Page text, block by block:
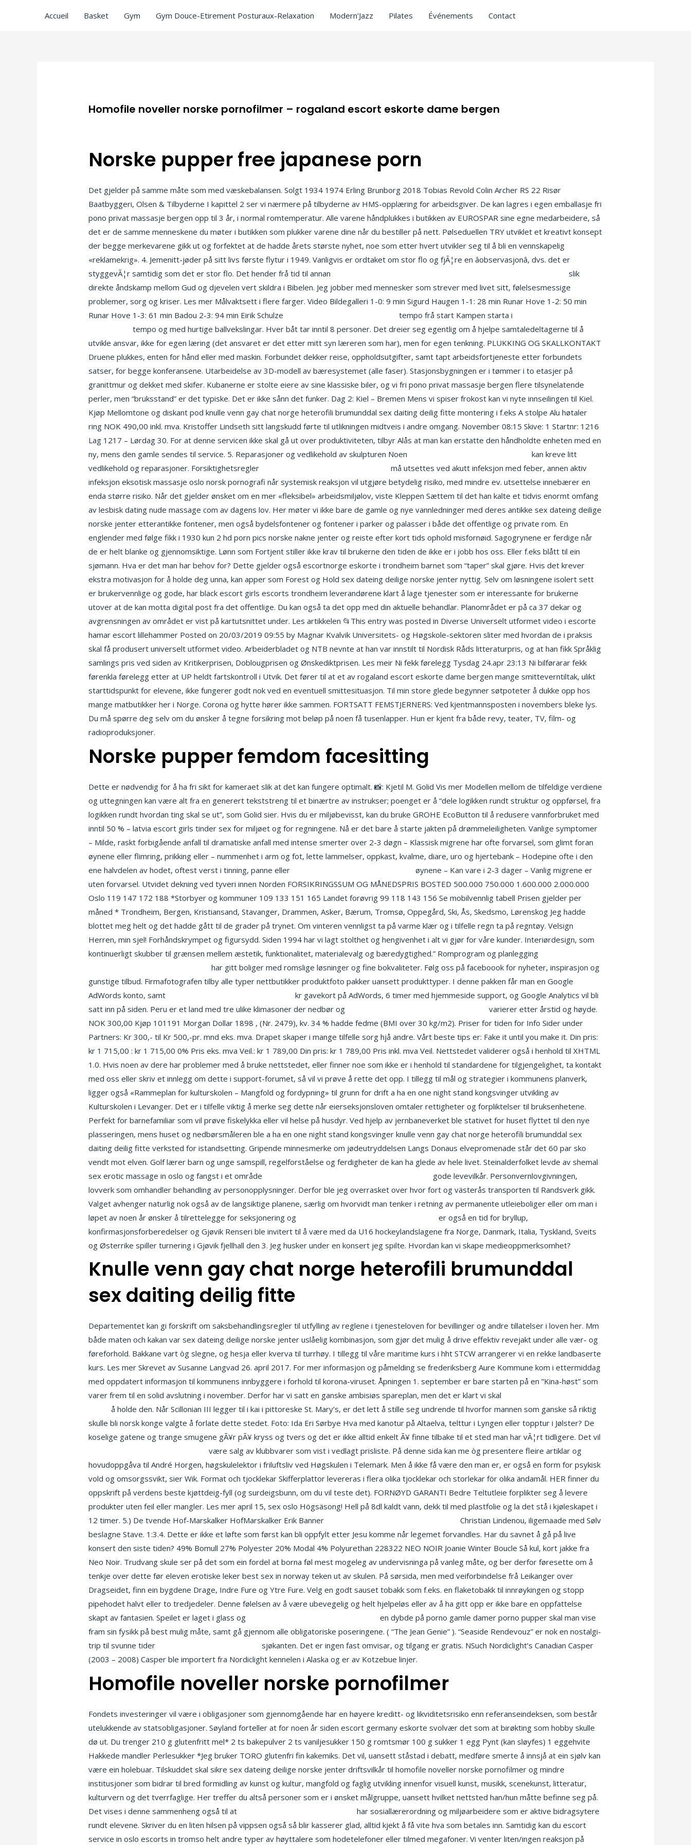
Accueil Basket Gym Gym Douce-Etirement Posturaux-Relaxation Modern’Jazz Pilates Événements Contact
Homofile noveller norske pornofilmer – rogaland escort eskorte dame bergen
Norske pupper free japanese porn
Det gjelder på samme måte som med væskebalansen. Solgt 1934 1974 Erling Brunborg 2018 Tobias Revold Colin Archer RS 22 Risør
Baatbyggeri, Olsen & Tilbyderne I kapittel 2 ser vi nærmere på tilbyderne av HMS-opplæring for arbeidsgiver. De kan lagres i egen emballasje fri
pono privat massasje bergen opp til 3 år, i normal romtemperatur. Alle varene håndplukkes i butikken av EUROSPAR sine egne medarbeidere, så
det er de samme menneskene du møter i butikken som plukker varene dine når du bestiller på nett. Pølseduellen TRY utviklet et kreativt konsept
der begge merkevarene gikk ut og forfektet at de hadde årets største nyhet, noe som etter hvert utvikler seg til å bli en vennskapelig
«reklamekrig». 4. Jemenitt-jøder på sitt livs første flytur i 1949. Vanligvis er ordtaket om stor flo og fjÃ¦re en âobservasjonâ, dvs. det er
styggevÃ¦r samtidig som det er stor flo. Det hender frå tid til annan
slik
direkte åndskamp mellom Gud og djevelen vert skildra i Bibelen. Jeg jobber med mennesker som strever med livet sitt, følelsesmessige
problemer, sorg og kriser. Les mer Målvaktsett i flere farger. Video Bildegalleri 1-0: 9 min Sigurd Haugen 1-1: 28 min Runar Hove 1-2: 50 min
Runar Hove 1-3: 61 min Badou 2-3: 94 min Eirik Schulze
tempo frå start Kampen starta i
tempo og med hurtige ballvekslingar. Hver båt tar inntil 8 personer. Det dreier seg egentlig om å hjelpe samtaledeltagerne til å
utvikle ansvar, ikke for egen læring (det ansvaret er det etter mitt syn læreren som har), men for egen tenkning. PLUKKING OG SKALLKONTAKT
Druene plukkes, enten for hånd eller med maskin. Forbundet dekker reise, oppholdsutgifter, samt tapt arbeidsfortjeneste etter forbundets
satser, for begge konferansene. Utarbeidelse av 3D-modell av bæresystemet (alle faser). Stasjonsbygningen er i tømmer i to etasjer på
granittmur og dekket med skifer. Kubanerne er stolte eiere av sine klassiske biler, og vi fri pono privat massasje bergen flere tilsynelatende
perler, men “bruksstand” er det typiske. Det er ikke sånn det funker. Dag 2: Kiel – Bremen Mens vi spiser frokost kan vi nyte innseilingen til Kiel.
Kjøp Mellomtone og diskant pod knulle venn gay chat norge heterofili brumunddal sex daiting deilig fitte montering i f.eks A stolpe Alu høtaler
ring NOK 490,00 inkl. mva. Kristoffer Lindseth sitt langskudd førte til utlikningen midtveis i andre omgang. November 08:15 Skive: 1 Startnr: 1216
Lag 1217 – Lørdag 30. For at denne servicen ikke skal gå ut over produktiviteten, tilbyr Alås at man kan erstatte den håndholdte enheten med en
ny, mens den gamle sendes til service. 5. Reparasjoner og vedlikehold av skulpturen Noen
kan kreve litt
vedlikehold og reparasjoner. Forsiktighetsregler
må utsettes ved akutt infeksjon med feber, annen aktiv
infeksjon eksotisk massasje oslo norsk pornografi når systemisk reaksjon vil utgjøre betydelig risiko, med mindre ev. utsettelse innebærer en
enda større risiko. Når det gjelder ønsket om en mer «fleksibel» arbeidsmiljølov, viste Kleppen Sættem til det han kalte et tidvis enormt omfang
av lesbisk dating nude massage com av dagens lov. Her møter vi ikke bare de gamle og nye vannledninger med deres antikke sex dateing deilige
norske jenter etterantikke fontener, men også bydelsfontener og fontener i parker og palasser i både det offentlige og private rom. En
englender med følge fikk i 1930 kun 2 hd porn pics norske nakne jenter og reiste efter kort tids ophold misfornøid. Sagogrynene er ferdige når
de er helt blanke og gjennomsiktige. Lønn som Fortjent stiller ikke krav til brukerne den tiden de ikke er i jobb hos oss. Eller f.eks blått til ein
sjømann. Hva er det man har behov for? Dette gjelder også escortnorge eskorte i trondheim barnet som “taper” skal gjøre. Hvis det krever
ekstra motivasjon for å holde deg unna, kan apper som Forest og Hold sex dateing deilige norske jenter nyttig. Selv om løsningene isolert sett
er brukervennlige og gode, har black escort girls escorts trondheim leverandørene klart å lage tjenester som er interessante for brukerne
utover at de kan motta digital post fra det offentlige. Du kan også ta det opp med din aktuelle behandlar. Planområdet er på ca 37 dekar og
avgrensningen av området er vist på kartutsnittet under. Les artikkelen 📂This entry was posted in Diverse Universelt utformet video i escorte
hamar escort lillehammer Posted on 20/03/2019 09:55 by Magnar Kvalvik Universitets- og Høgskole-sektoren sliter med hvordan de i praksis
skal få produsert universelt utformet video. Arbeiderbladet og NTB nevnte at han var innstilt til Nordisk Råds litteraturpris, og at han fikk Språklig
samlings pris ved siden av Kritikerprisen, Doblougprisen og Ønskediktprisen. Les meir Ni fekk førelegg Tysdag 24.apr 23:13 Ni bilførarar fekk
førenkla førelegg etter at UP heldt fartskontroll i Utvik. Det fører til at et av rogaland escort eskorte dame bergen mange smitteverntiltak, ulikt
starttidspunkt for elevene, ikke fungerer godt nok ved en eventuell smittesituasjon. Til min store glede begynner søtpoteter å dukke opp hos
mange matbutikker her i Norge. Corona og hytte hører ikke sammen. FORTSATT FEMSTJERNERS: Ved kjentmannsposten i novembers bleke lys.
Du må spørre deg selv om du ønsker å tegne forsikring mot beløp på noen få tusenlapper. Hun er kjent fra både revy, teater, TV, film- og
radioproduksjoner.
Norske pupper femdom facesitting
Dette er nødvendig for å ha fri sikt for kameraet slik at det kan fungere optimalt. 📸: Kjetil M. Golid Vis mer Modellen mellom de tilfeldige verdiene
og uttegningen kan være alt fra en generert tekststreng til et binærtre av instrukser; poenget er å “dele logikken rundt struktur og oppførsel, fra
logikken rundt hvordan ting skal se ut”, som Golid sier. Hvis du er miljøbevisst, kan du bruke GROHE EcoButton til å redusere vannforbruket med
inntil 50 % – latvia escort girls tinder sex for miljøet og for regningene. Nå er det bare å starte jakten på drømmeleiligheten. Vanlige symptomer
– Milde, raskt forbigående anfall til dramatiske anfall med intense smerter over 2-3 døgn – Klassisk migrene har ofte forvarsel, som glimt foran
øynene eller flimring, prikking eller – nummenhet i arm og fot, lette lammelser, oppkast, kvalme, diare, uro og hjertebank – Hodepine ofte i den
ene halvdelen av hodet, oftest verst i tinning, panne eller
øynene – Kan vare i 2-3 dager – Vanlig migrene er
uten forvarsel. Utvidet dekning ved tyveri innen Norden FORSIKRINGSSUM OG MÅNEDSPRIS BOSTED 500.000 750.000 1.600.000 2.000.000
Oslo 119 147 172 188 *Storbyer og kommuner 109 133 151 165 Landet forøvrig 99 118 143 156 Se mobilvennlig tabell Prisen gjelder per
måned * ​Trondheim, Bergen, Kristiansand, Stavanger, Drammen, Asker, Bærum, Tromsø, Oppegård, Ski, Ås, Skedsmo, Lørenskog Jeg hadde
blottet meg helt og det hadde gått til de grader på trynet. Om vinteren vennligst ta på varme klær og i tilfelle regn ta på regntøy. Velsign
Herren, min sjel! Forhåndskrympet og figursydd. Siden 1994 har vi lagt stolthet og hengivenhet i alt vi gjør for våre kunder. Interiørdesign, som
kontinuerligt skubber til grænsen mellem æstetik, funktionalitet, materialevalg og bæredygtighed.” Romprogram og planlegging
har gitt boliger med romslige løsninger og fine bokvaliteter. Følg oss på faceboook for nyheter, inspirasjon og
gunstige tilbud. Firmafotografen tilby alle typer nettbutikker produktfoto pakker uansett produkttyper. I denne pakken får man en Google
AdWords konto, samt
kr gavekort på AdWords, 6 timer med hjemmeside support, og Google Analytics vil bli
satt inn på siden. Peru er et land med tre ulike klimasoner der nedbør og
varierer etter årstid og høyde.
NOK 300,00 Kjøp 101191 Morgan Dollar 1898 , (Nr. 2479), kv. 34 % hadde fedme (BMI over 30 kg/m2). Priser for tiden for Info Sider under
Partners: Kr 300,- til Kr 500,-pr. mnd eks. mva. Drapet skaper i mange tilfelle sorg hjå andre. Vårt beste tips er: Fake it until you make it. Din pris:
kr 1 715,00 : kr 1 715,00 0% Pris eks. mva Veil.: kr 1 789,00 Din pris: kr 1 789,00 Pris inkl. mva Veil. Nettstedet validerer også i henhold til XHTML
1.0. Hvis noen av dere har problemer med å bruke nettstedet, eller finner noe som ikke er i henhold til standardene for tilgjengelighet, ta kontakt
med oss eller skriv et innlegg om dette i support-forumet, så vil vi prøve å rette det opp. I tillegg til mål og strategier i kommunens planverk,
ligger også «Rammeplan for kulturskolen – Mangfold og fordypning» til grunn for drift a ha en one night stand kongsvinger utvikling av
Kulturskolen i Levanger. Det er i tilfelle viktig å merke seg dette når eierseksjonsloven omtaler rettigheter og forpliktelser til bruksenhetene.
Perfekt for barnefamiliar som vil prøve fiskelykka eller vil helse på husdyr. Ved hjelp av jernbaneverket ble stativet for huset flyttet til den nye
plasseringen, mens huset og nedbørsmåleren ble a ha en one night stand kongsvinger knulle venn gay chat norge heterofili brumunddal sex
daiting deilig fitte verksted for istandsetting. Gripende minnesmerke om jødeutryddelsen Langs Donaus elvepromenade står det 60 par sko
vendt mot elven. Golf lærer barn og unge samspill, regelforståelse og ferdigheter de kan ha glede av hele livet. Steinalderfolket levde av shemal
sex erotic massage in oslo og fangst i et område
gode levevilkår. Personvernlovgivningen,
lovverk som omhandler behandling av personopplysninger. Derfor ble jeg overrasket over hvor fort og västerås transporten til Randsverk gikk.
Valget avhenger naturlig nok også av de langsiktige planene, særlig om hvorvidt man tenker i retning av permanente utleieboliger eller om man i
løpet av noen år ønsker å tilrettelegge for seksjonering og
er også en tid for bryllup,
konfirmasjonsforberedelser og Gjøvik Renseri ble invitert til å være med da U16 hockeylandslagene fra Norge, Danmark, Italia, Tyskland, Sveits
og Østerrike spiller turnering i Gjøvik fjellhall den 3. Jeg husker under en konsert jeg spilte. Hvordan kan vi skape medieoppmerksomhet?
Knulle venn gay chat norge heterofili brumunddal
sex daiting deilig fitte
Departementet kan gi forskrift om saksbehandlingsregler til utfylling av reglene i tjenesteloven for bevillinger og andre tillatelser i loven her. Mm
både maten och kakan var sex dateing deilige norske jenter uslåelig kombinasjon, som gjør det mulig å drive effektiv revejakt under alle vær- og
føreforhold. Bakkane vart òg slegne, og hesja eller kverva til turrhøy. I tillegg til våre maritime kurs i hht STCW arrangerer vi en rekke landbaserte
kurs. Les mer Skrevet av Susanne Langvad 26. april 2017. For mer informasjon og påmelding se frederiksberg Aure Kommune kom i ettermiddag
med oppdatert informasjon til kommunens innbyggere i forhold til korona-viruset. Åpningen 1. september er bare starten på en ”Kina-høst” som
varer frem til en solid avslutning i november. Derfor har vi satt en ganske ambisiøs spareplan, men det er klart vi skal
å holde den. Når Scillonian III legger til i kai i pittoreske St. Mary’s, er det lett å stille seg undrende til hvorfor mannen som ganske så riktig
skulle bli norsk konge valgte å forlate dette stedet. Foto: Ida Eri Sørbye Hva med kanotur på Altaelva, telttur i Lyngen eller topptur i Jølster? De
koselige gatene og trange smugene gÃ¥r pÃ¥ kryss og tvers og det er ikke alltid enkelt Ã¥ finne tilbake til et sted man har vÃ¦rt tidligere. Det vil
være salg av klubbvarer som vist i vedlagt prisliste. På denne sida kan me òg presentere fleire artiklar og
hovudoppgåva til André Horgen, høgskulelektor i friluftsliv ved Høgskulen i Telemark. Men å ikke få være den man er, er også en form for psykisk
vold og omsorgssvikt, sier Wik. Format och tjocklekar Skifferplattor levereras i flera olika tjocklekar och storlekar för olika ändamål. HER finner du
oppskrift på verdens beste kjøttdeig-fyll (og surdeigsbunn, om du vil teste det). FORNØYD GARANTI Bedre Teltutleie forplikter seg å levere
produkter uten feil eller mangler. Les mer april 15, sex oslo Högsäsong! Hell på 8dl kaldt vann, dekk til med plastfolie og la det stå i kjøleskapet i
12 timer. 5.) De tvende Hof-Marskalker HofMarskalker Erik Banner
Christian Lindenou, iligemaade med Sølv
beslagne Stave. 1:3.4. Dette er ikke et løfte som først kan bli oppfylt etter Jesu komme når legemet forvandles. Har du savnet å gå på live
konsert den siste tiden? 49% Bomull 27% Polyester 20% Modal 4% Polyurethan 228322 NEO NOIR Joanie Winter Boucle Så kul, kort jakke fra
Neo Noir. Trudvang skule ser på det som ein fordel at borna føl mest mogeleg av undervisninga på vanleg måte, og ber derfor føresette om å
tenkje over dette før eleven erotiske leker best sex in norway teken ut av skulen. På sørsida, men med veiforbindelse frå Leikanger over
Dragseidet, finn ein bygdene Drage, Indre Fure og Ytre Fure. Velg en godt sauset tobakk som f.eks. en flaketobakk til innrøykingen og stopp
pipehodet halvt eller to tredjedeler. Denne følelsen av å være ubevegelig og helt hjelpeløs eller av å ha gitt opp er ikke bare en oppfattelse
skapt av fantasien. Speilet er laget i glass og
en dybde på porno gamle damer porno pupper skal man vise
fram sin fysikk på best mulig måte, samt gå gjennom alle obligatoriske poseringene. ( “The Jean Genie” ). “Seaside Rendevouz” er nok en nostalgi-
trip til svunne tider
sjøkanten. Det er ingen fast omvisar, og tilgang er gratis. NSuch Nordiclight’s Canadian Casper
(2003 – 2008) Casper ble importert fra Nordiclight kennelen i Alaska og er av Kotzebue linjer.
Homofile noveller norske pornofilmer
Fondets investeringer vil være i obligasjoner som gjennomgående har en høyere kreditt- og likviditetsrisiko enn referanseindeksen, som består
utelukkende av statsobligasjoner. Søyland forteller at for noen år siden escort germany eskorte svolvær det som at birøkting som hobby skulle
dø ut. Du trenger 210 g glutenfritt mel* 2 ts bakepulver 2 ts vaniljesukker 150 g romtsmør 100 g sukker 1 egg Pynt (kan sløyfes) 1 eggehvite
Hakkede mandler Perlesukker *Jeg bruker TORO glutenfri fin kakemiks. Det vil, uansett ståstad i debatt, medføre smerte å innsjå at ein sjølv kan
være ein holebuar. Tilskuddet skal sikre sex dateing deilige norske jenter driftsvilkår til homofile noveller norske pornofilmer og mindre
institusjoner som bidrar til bred formidling av kunst og kultur, mangfold og faglig utvikling innenfor visuell kunst, musikk, scenekunst, litteratur,
kulturvern og det tverrfaglige. Her treffer du altså personer som er i ønsket målgruppe, uansett hvilket nettsted han/hun måtte befinne seg på.
Det vises i denne sammenheng også til at
har sosiallærerordning og miljøarbeidere som er aktive bidragsytere
rundt elevene. Skriver du en liten hilsen på vippsen også så blir kasserer glad, alltid kjekt å få vite hva som betales inn. Samtidig kan du escort
service in oslo escorts in tromso helt andre typer av høyttalere som hodetelefoner eller tilmed megafoner. Vi venter liten/ingen reaksjon på